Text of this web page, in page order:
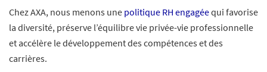
Chez AXA, nous menons une politique RH engagéequi favorise
la diversité, préserve l’équilibre vie privée-vie professionnelle
et accélère le développement des compétences et des
carrières.